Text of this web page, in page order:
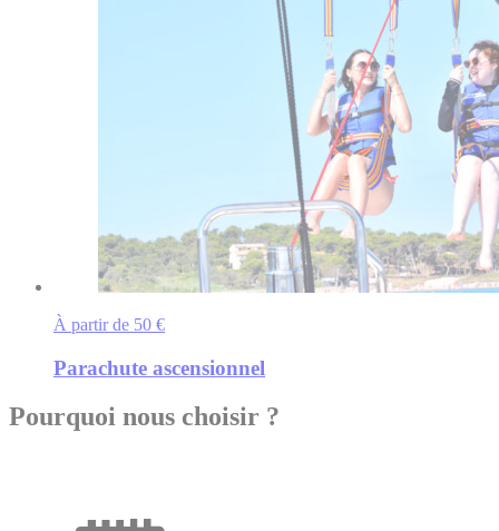
À partir de 50 €
Parachute ascensionnel
Pourquoi nous choisir ?